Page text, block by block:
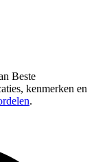
Beste
kenmerken en
.